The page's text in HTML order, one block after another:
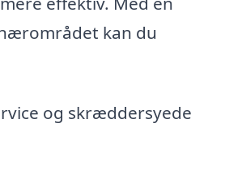
kan du
og skræddersyede